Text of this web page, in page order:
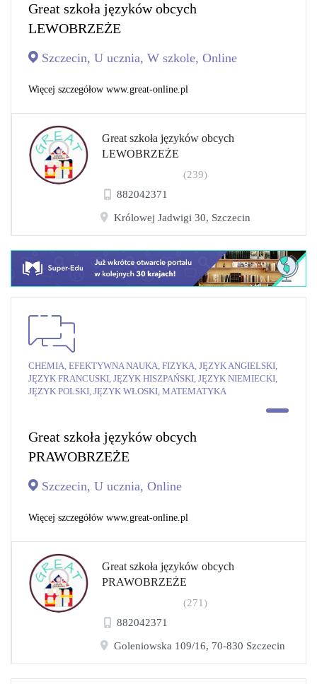
Great szkoła języków obcych
LEWOBRZEŻE
Szczecin, U ucznia, W szkole, Online
Więcej szczegółow www.great-online.pl
Great szkoła języków obcych
LEWOBRZEŻE
(239)
882042371
Królowej Jadwigi 30, Szczecin
CHEMIA, EFEKTYWNA NAUKA, FIZYKA, JĘZYK ANGIELSKI,
JĘZYK FRANCUSKI, JĘZYK HISZPAŃSKI, JĘZYK NIEMIECKI,
JĘZYK POLSKI, JĘZYK WŁOSKI, MATEMATYKA
Great szkoła języków obcych
PRAWOBRZEŻE
Szczecin, U ucznia, Online
Więcej szczegółów www.great-online.pl
Great szkoła języków obcych
PRAWOBRZEŻE
(271)
882042371
Goleniowska 109/16, 70-830 Szczecin